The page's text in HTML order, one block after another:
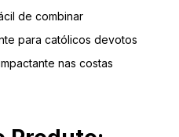
de combinar
para católicos devotos
nas costas